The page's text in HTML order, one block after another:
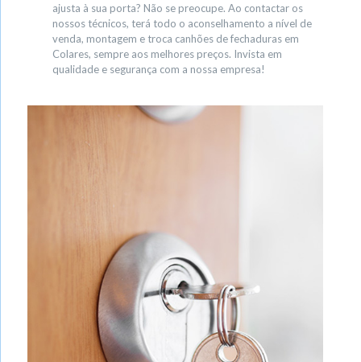
ajusta à sua porta? Não se preocupe. Ao contactar os
nossos técnicos, terá todo o aconselhamento a nível de
venda, montagem e troca canhões de fechaduras em
Colares, sempre aos melhores preços. Invista em
qualidade e segurança com a nossa empresa!